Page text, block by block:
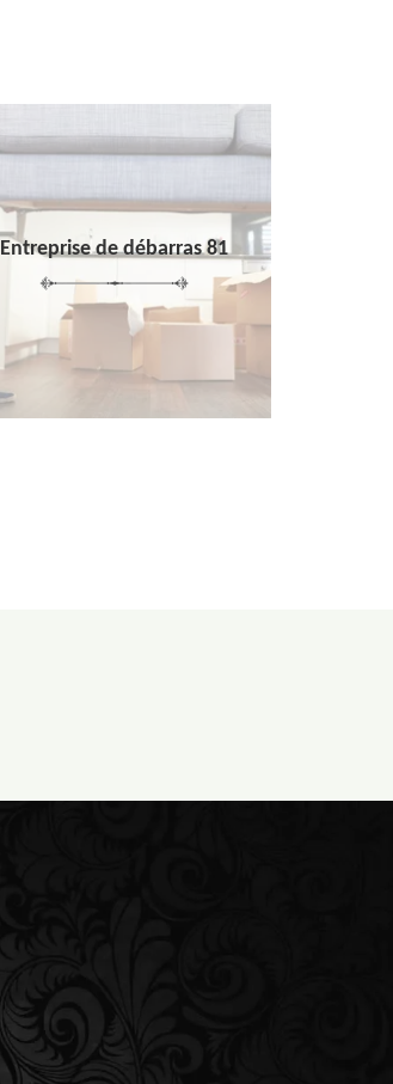
Entreprise de débarras 81